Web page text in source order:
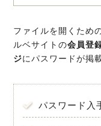
ファイルを開くため
ルベサイトの会員登
ジにパスワードが掲
パスワード入